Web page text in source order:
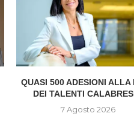
QUASI 500 ADESIONI ALLA
DEI TALENTI
7 Agosto 2026